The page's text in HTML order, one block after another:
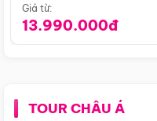
Giá từ:
13.990.000đ
TOUR CHÂU Á